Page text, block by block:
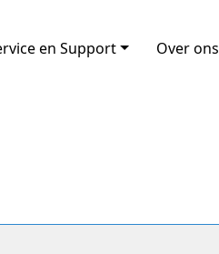
en Support Over ons